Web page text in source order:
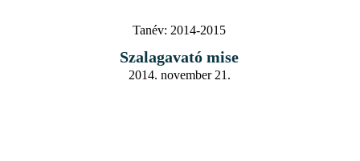
Tanév: 2014-2015
Szalagavató mise
2014. november 21.